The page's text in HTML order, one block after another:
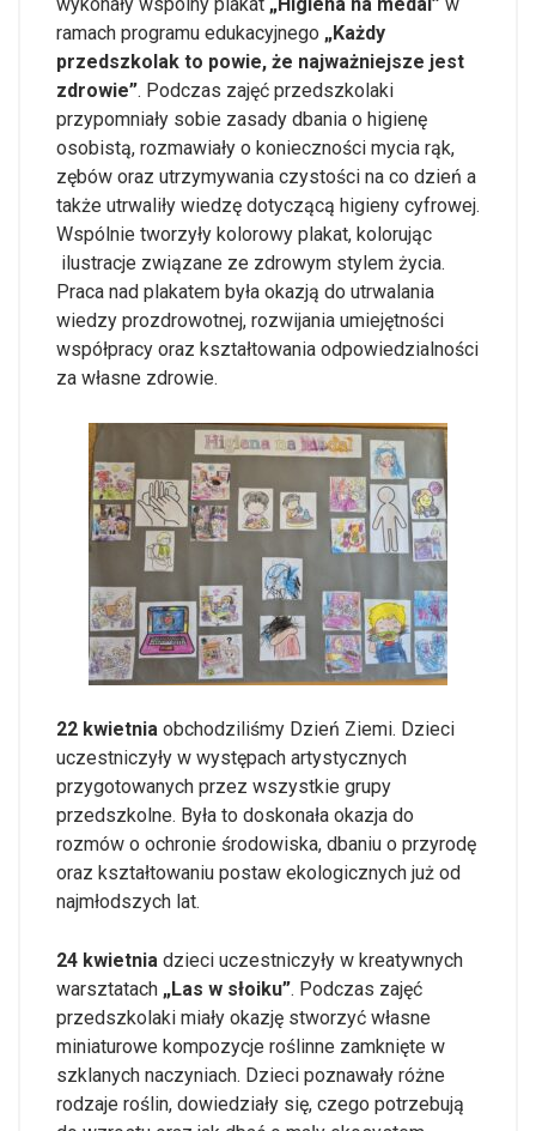
ramach programu edukacyjnego „Każdy
przedszkolak to powie, że najważniejsze jest
zdrowie”. Podczas zajęć przedszkolaki
przypomniały sobie zasady dbania o higienę
osobistą, rozmawiały o konieczności mycia rąk,
zębów oraz utrzymywania czystości na co dzień a
także utrwaliły wiedzę dotyczącą higieny cyfrowej.
Wspólnie tworzyły kolorowy plakat, kolorując
ilustracje związane ze zdrowym stylem życia.
Praca nad plakatem była okazją do utrwalania
wiedzy prozdrowotnej, rozwijania umiejętności
współpracy oraz kształtowania odpowiedzialności
za własne zdrowie.
22 kwietnia obchodziliśmy Dzień Ziemi. Dzieci
uczestniczyły w występach artystycznych
przygotowanych przez wszystkie grupy
przedszkolne. Była to doskonała okazja do
rozmów o ochronie środowiska, dbaniu o przyrodę
oraz kształtowaniu postaw ekologicznych już od
najmłodszych lat.
24 kwietnia dzieci uczestniczyły w kreatywnych
warsztatach „Las w słoiku”. Podczas zajęć
przedszkolaki miały okazję stworzyć własne
miniaturowe kompozycje roślinne zamknięte w
szklanych naczyniach. Dzieci poznawały różne
rodzaje roślin, dowiedziały się, czego potrzebują